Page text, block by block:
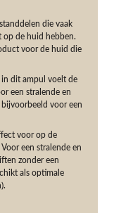
die vaak
op de huid hebben.
voor de huid die
dit ampul voelt de
een stralende en
voor een
voor op de
een stralende en
zonder een
als optimale